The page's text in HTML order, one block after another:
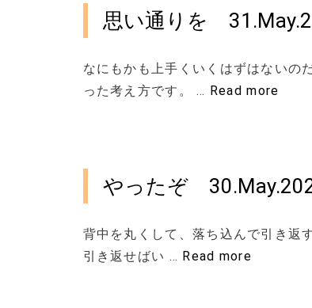
思い通りを
なにもかも上手くいくはずはないの
った考え方です。 … Read more
やったぞ
背中を丸くして、落ち込んで引き返
引き返せばい … Read more